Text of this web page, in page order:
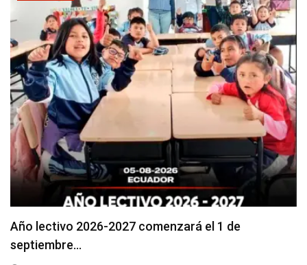
Se suspenderá servicio de agua potable en varios…
agosto 5, 2026